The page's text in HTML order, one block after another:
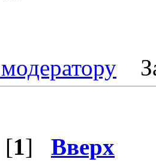
[1] Вверх